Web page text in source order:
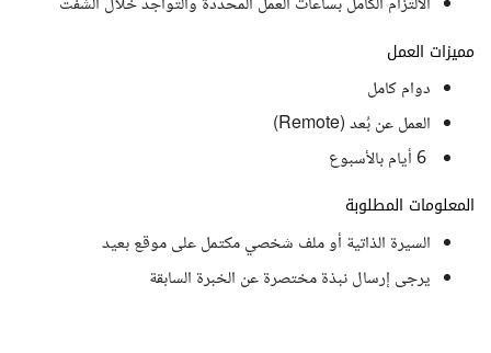
مميزات العمل
دوام كامل
العمل عن بُعد (Remote)
المعلومات المطلوبة
السيرة الذاتية أو ملف شخصي مكتمل على موقع بعيد
يرجى إرسال نبذة مختصرة عن الخبرة السابقة